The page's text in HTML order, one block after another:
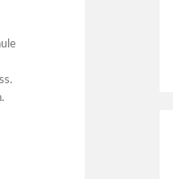
.
.